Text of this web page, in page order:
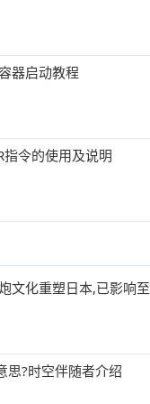
器启动教程
令的使用及说明
文化重塑日本,已影响至
思?时空伴随者介绍